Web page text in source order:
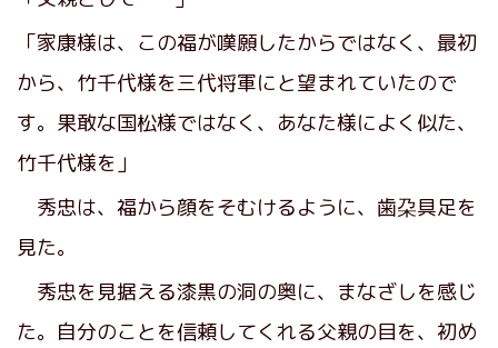
「家康様は、この福が嘆願したからではなく、最初
から、竹千代様を三代将軍にと望まれていたので
す。果敢な国松様ではなく、あなた様によく似た、
竹千代様を」
秀忠は、福から顔をそむけるように、歯朶具足を
見た。
秀忠を見据える漆黒の洞の奥に、まなざしを感じ
た。自分のことを信頼してくれる父親の目を、初め